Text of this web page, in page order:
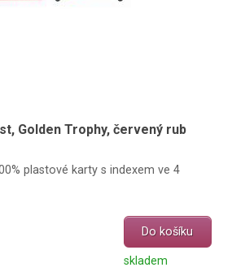
Golden Trophy, červený rub
plastové karty s indexem ve 4
Do košíku
skladem